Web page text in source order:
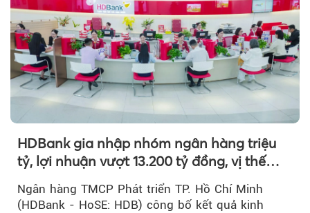
HDBank gia nhập nhóm ngân hàng triệu
tỷ, lợi nhuận vượt 13.200 tỷ đồng, vị thế
mới trên thị trường vốn quốc tế
Ngân hàng TMCP Phát triển TP. Hồ Chí Minh
(HDBank - HoSE: HDB) công bố kết quả kinh